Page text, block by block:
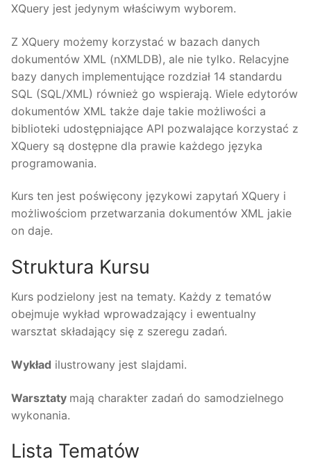
XQuery jest jedynym właściwym wyborem.
Z XQuery możemy korzystać w bazach danych
dokumentów XML (nXMLDB), ale nie tylko. Relacyjne
bazy danych implementujące rozdział 14 standardu
SQL (SQL/XML) również go wspierają. Wiele edytorów
dokumentów XML także daje takie możliwości a
biblioteki udostępniające API pozwalające korzystać z
XQuery są dostępne dla prawie każdego języka
programowania.
Kurs ten jest poświęcony językowi zapytań XQuery i
możliwościom przetwarzania dokumentów XML jakie
on daje.
Struktura Kursu
Kurs podzielony jest na tematy. Każdy z tematów
obejmuje wykład wprowadzający i ewentualny
warsztat składający się z szeregu zadań.
Wykład ilustrowany jest slajdami.
Warsztaty mają charakter zadań do samodzielnego
wykonania.
Lista Tematów